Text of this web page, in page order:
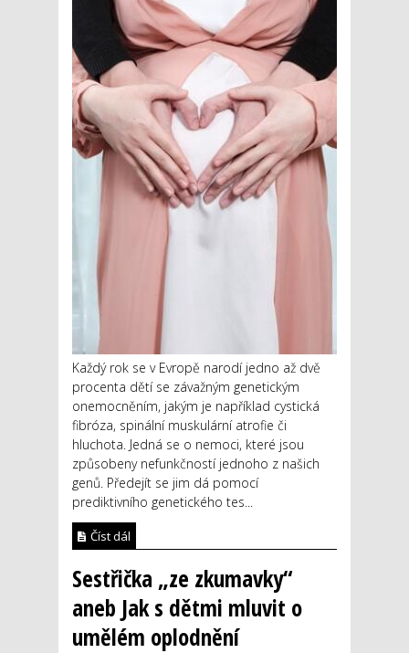
Každý rok se v Evropě narodí jedno až dvě
procenta dětí se závažným genetickým
onemocněním, jakým je například cystická
fibróza, spinální muskulární atrofie či
hluchota. Jedná se o nemoci, které jsou
způsobeny nefunkčností jednoho z našich
genů. Předejít se jim dá pomocí
prediktivního genetického tes...
Číst dál
Sestřička „ze zkumavky“
aneb Jak s dětmi mluvit o
umělém oplodnění